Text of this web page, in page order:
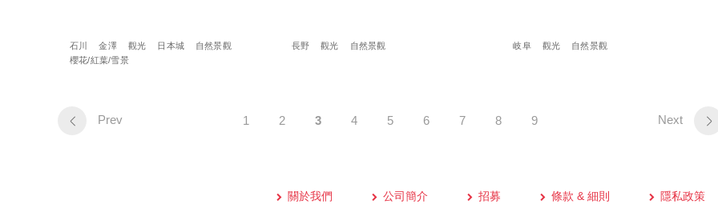
石川 金澤 觀光 日本城
自然景觀
櫻花/紅葉/雪景
長野 觀光 自然景觀 岐阜 觀光 自然景觀
Prev 1 2 3 4 5 6 7 8 9 Next
關於我們 公司簡介 招募 條款 & 細則 隱私政策